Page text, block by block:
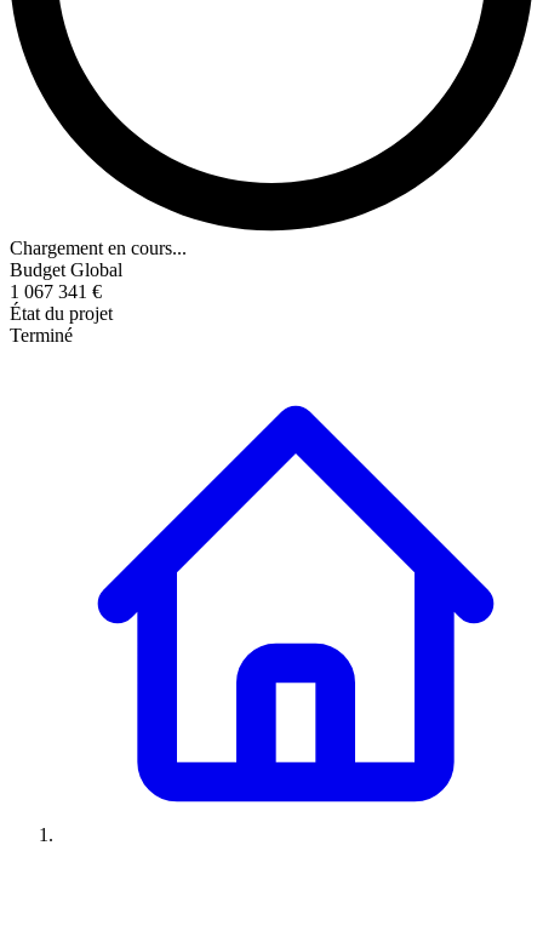
Chargement en cours...
Budget Global
1 067 341 €
État du projet
Terminé